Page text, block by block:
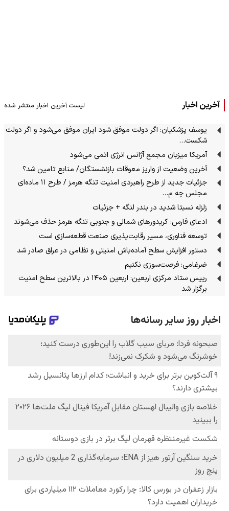
آخرین اخبار لیست آخرین اخبار منتشر شده
یوسف پزشکیان: اگر دولت موفق شود ایران موفق می‌شود و اگر دولت
شکست…
آمریکا میزبان مجمع آژانس انرژی اتمی می‌شود
آخرین وضعیت از واریز معوقات بازنشستگان/ منابع تامین شد؟
جزئیات جدید از طرح راهبردی امنیت تنگه هرمز / طرح ۱۱ ماده‌ای
مجلس چه م…
زلزله نسبتا شدید در بندر لنگه + جزئیات
ادعای فارس: کریدورهای شمالی و جنوبی تنگه هرمز حذف می‌شوند
توسعه فناوری، مسیر رقابت‌پذیری صنعت قطعه‌سازی است
دستور افزایش سطح آماده‌باش امنیتی و نظامی در عراق صادر شد
ضرغامی: فرصت‌سوزی نکنیم
رییس ستاد مرکزی اربعین: اربعین ۱۴۰۵ در بالاترین سطح امنیت
برگزار شد